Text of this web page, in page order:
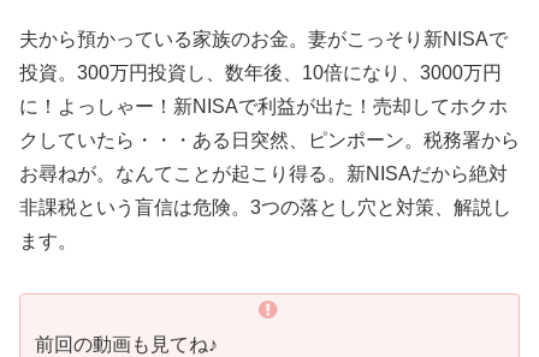
夫から預かっている家族のお金。妻がこっそり新NISAで
投資。300万円投資し、数年後、10倍になり、3000万円
に！よっしゃー！新NISAで利益が出た！売却してホクホ
クしていたら・・・ある日突然、ピンポーン。税務署から
お尋ねが。なんてことが起こり得る。新NISAだから絶対
非課税という盲信は危険。3つの落とし穴と対策、解説し
ます。
前回の動画も見てね♪